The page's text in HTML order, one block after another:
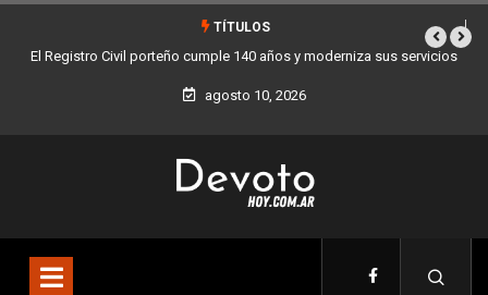
TÍTULOS
sus servicios Buenos Aires sumó 12 nuevos Bares Notables y ya son 90 en
la Ciudad
agosto 10, 2026